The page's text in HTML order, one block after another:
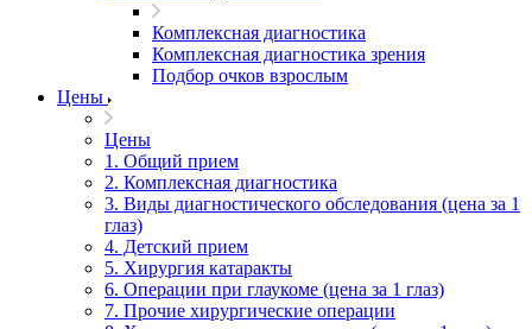
Комплексная диагностика
Комплексная диагностика зрения
Подбор очков взрослым
Цены
Цены
1. Общий прием
2. Комплексная диагностика
3. Виды диагностического обследования (цена за 1
глаз)
4. Детский прием
5. Хирургия катаракты
6. Операции при глаукоме (цена за 1 глаз)
7. Прочие хирургические операции